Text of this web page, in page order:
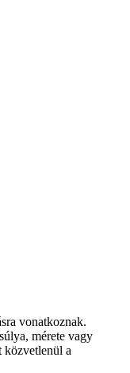
vonatkoznak.
mérete vagy
közvetlenül a